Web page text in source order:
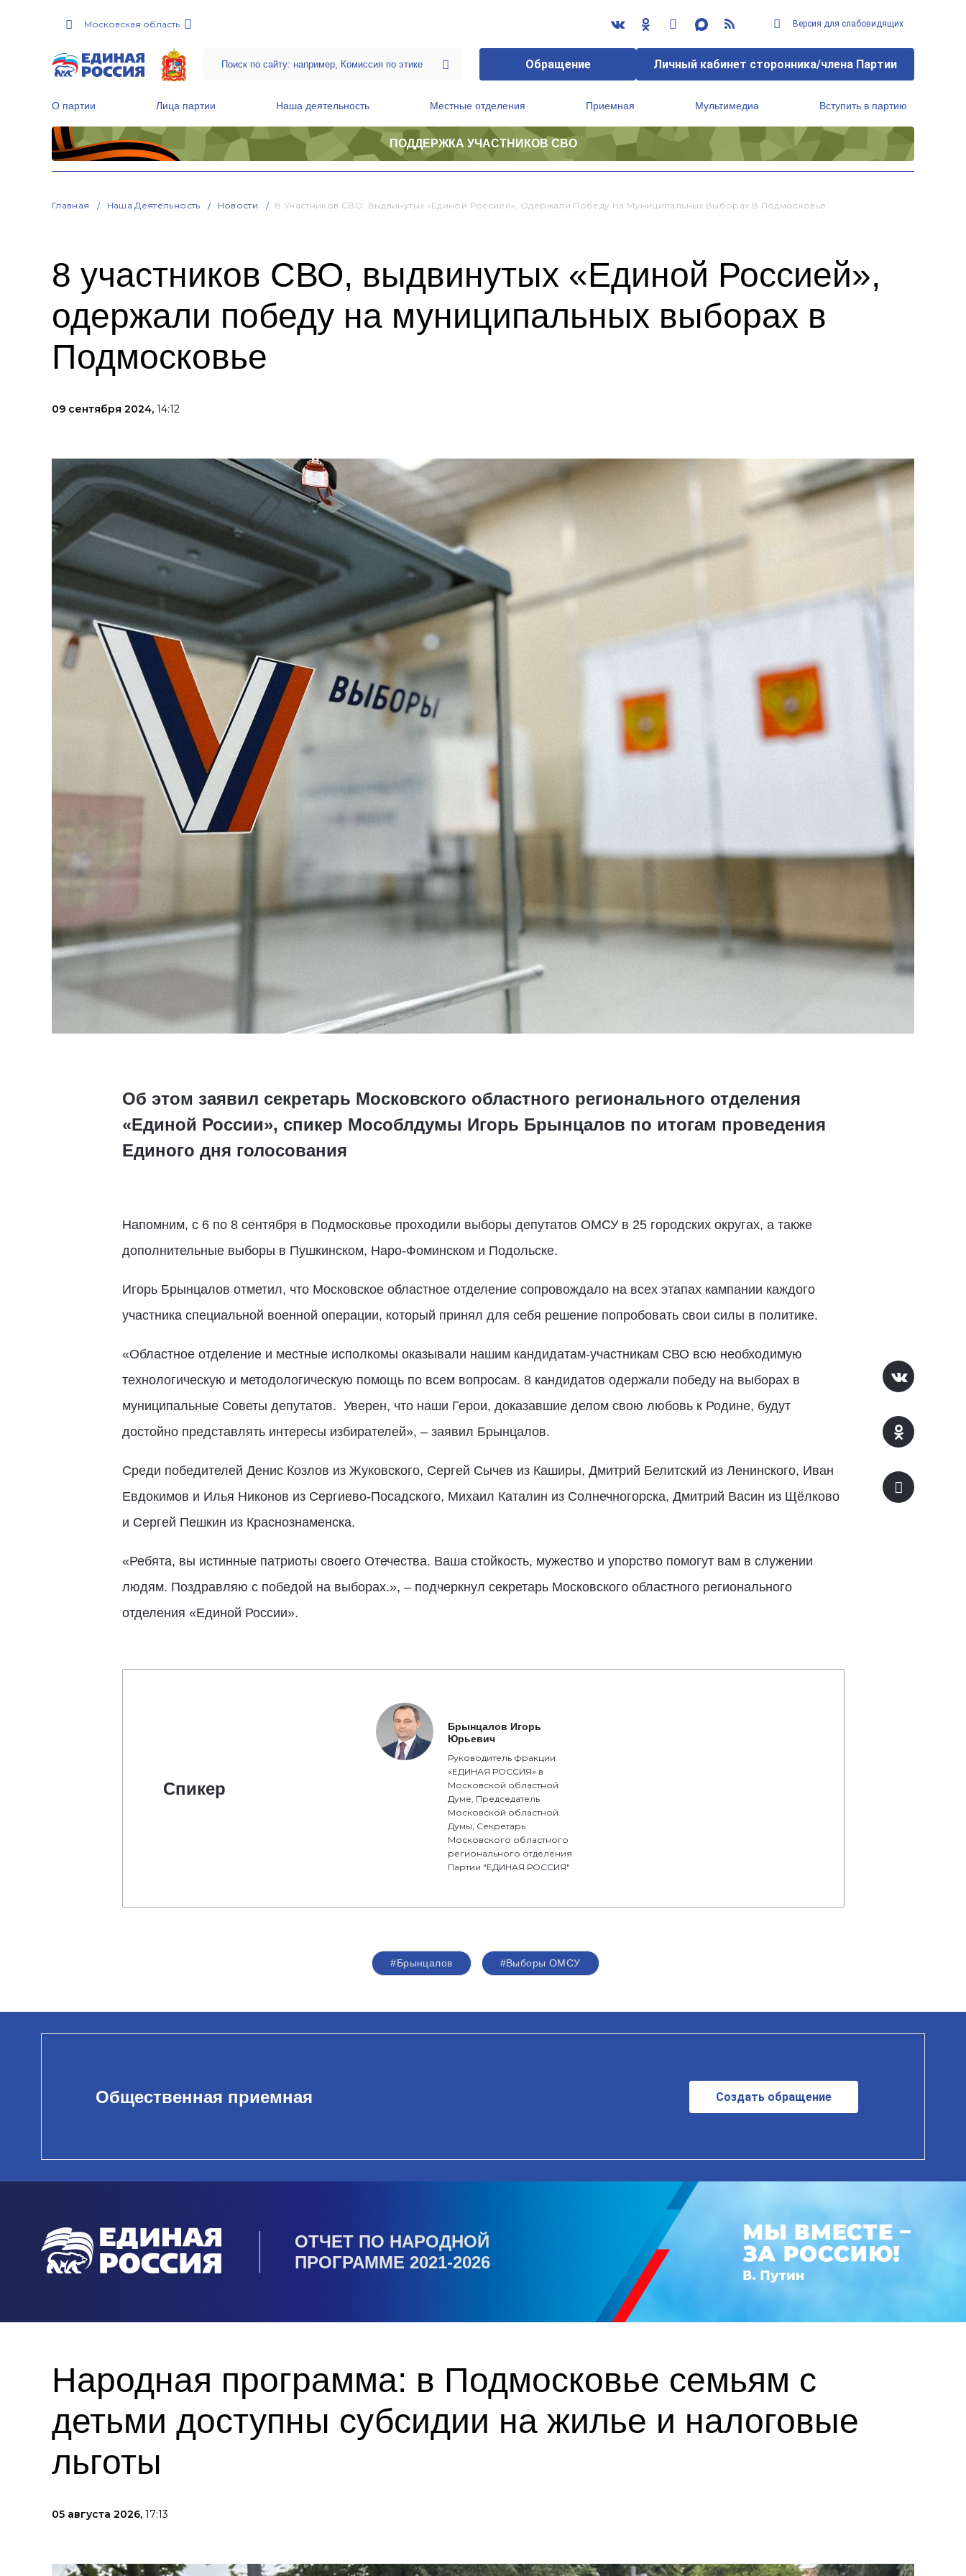
Московская область Версия для слабовидящих
Обращение Личный кабинет сторонника/члена Партии
О партии Лица партии Наша деятельность Местные отделения Приемная Мультимедиа Вступить в партию
ПОДДЕРЖКА УЧАСТНИКОВ СВО
Главная Наша Деятельность Новости 8 Участников СВО, Выдвинутых «Единой Россией», Одержали Победу На Муниципальных Выборах В Подмосковье
8 участников СВО, выдвинутых «Единой Россией»,
одержали победу на муниципальных выборах в
Подмосковье
09 сентября 2024, 14:12
Об этом заявил секретарь Московского областного регионального отделения
«Единой России», спикер Мособлдумы Игорь Брынцалов по итогам проведения
Единого дня голосования
Напомним, с 6 по 8 сентября в Подмосковье проходили выборы депутатов ОМСУ в 25 городских округах, а также
дополнительные выборы в Пушкинском, Наро-Фоминском и Подольске.
Игорь Брынцалов отметил, что Московское областное отделение сопровождало на всех этапах кампании каждого
участника специальной военной операции, который принял для себя решение попробовать свои силы в политике.
«Областное отделение и местные исполкомы оказывали нашим кандидатам-участникам СВО всю необходимую
технологическую и методологическую помощь по всем вопросам. 8 кандидатов одержали победу на выборах в
муниципальные Советы депутатов. Уверен, что наши Герои, доказавшие делом свою любовь к Родине, будут
достойно представлять интересы избирателей», – заявил Брынцалов.
Среди победителей Денис Козлов из Жуковского, Сергей Сычев из Каширы, Дмитрий Белитский из Ленинского, Иван
Евдокимов и Илья Никонов из Сергиево-Посадского, Михаил Каталин из Солнечногорска, Дмитрий Васин из Щёлково
и Сергей Пешкин из Краснознаменска.
«Ребята, вы истинные патриоты своего Отечества. Ваша стойкость, мужество и упорство помогут вам в служении
людям. Поздравляю с победой на выборах.», – подчеркнул секретарь Московского областного регионального
отделения «Единой России».
Спикер
Брынцалов Игорь
Юрьевич
Руководитель фракции
«ЕДИНАЯ РОССИЯ» в
Московской областной
Думе, Председатель
Московской областной
Думы, Секретарь
Московского областного
регионального отделения
Партии "ЕДИНАЯ РОССИЯ"
#Брынцалов #Выборы ОМСУ
Общественная приемная Создать обращение
ОТЧЕТ ПО НАРОДНОЙ
ПРОГРАММЕ 2021-2026
Народная программа: в Подмосковье семьям с
детьми доступны субсидии на жилье и налоговые
льготы
05 августа 2026, 17:13